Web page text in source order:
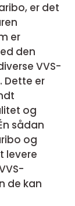
er det
er
den
VVS-
Dette er
og
sådan
og
levere
de kan